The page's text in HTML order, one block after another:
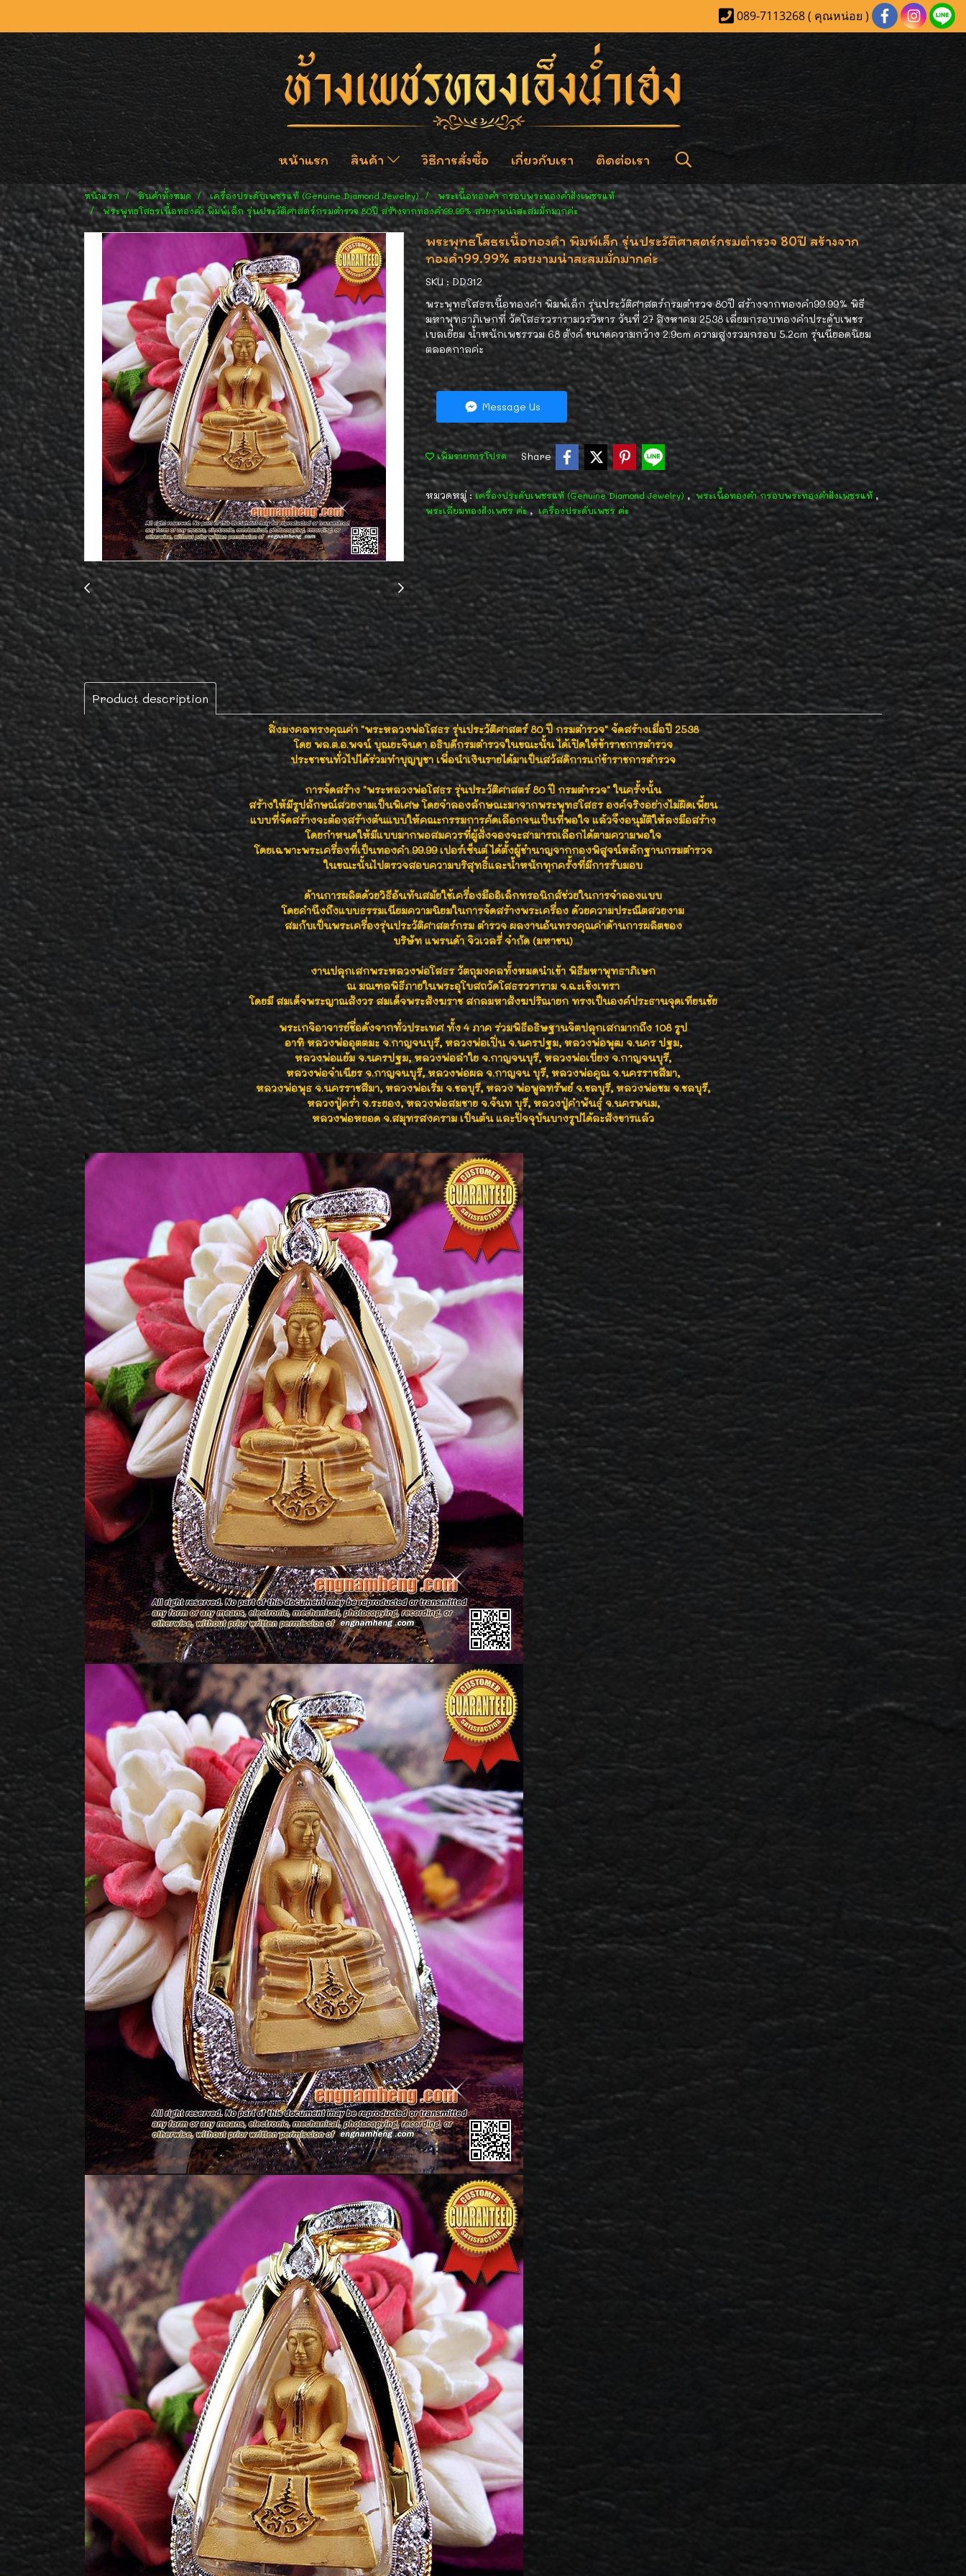
089-7113268 ( คุณหน่อย )
หน้าแรก สินค้า วิธีการสั่งซื้อ เกี่ยวกับเรา ติดต่อเรา
หน้าแรก สินค้าทั้งหมด เครื่องประดับเพชรแท้ (Genuine Diamond Jewelry)
พระเนื้อทองคำ กรอบพระทองคำฝังเพชรแท้
พระพุทธโสธรเนื้อทองคำ พิมพ์เล็ก รุ่นประวัติศาสตร์กรมตำรวจ 80ปี สร้างจากทองคำ99.99% สวยงามน่าสะสมมั่กมากค่ะ
พระพุทธโสธรเนื้อทองคำ พิมพ์เล็ก รุ่นประวัติศาสตร์กรมตำรวจ 80ปี สร้างจาก
ทองคำ99.99% สวยงามน่าสะสมมั่กมากค่ะ
SKU : DD312
พระพุทธโสธรเนื้อทองคำ พิมพ์เล็ก รุ่นประวัติศาสตร์กรมตำรวจ 80ปี สร้างจากทองคำ99.99% พิธี
มหาพุทธาภิเษกที่ วัดโสธรวรารามวรวิหาร วันที่ 27 สิงหาคม 2538 เลี่ยมกรอบทองคำประดับเพชร
เบลเยี่ยม น้ำหนักเพชรรวม 68 ตังค์ ขนาดความกว้าง 2.9cm ความสูงรวมกรอบ 5.2cm รุ่นนี้ยอดนิยม
ตลอดกาลค่ะ
Message Us
เพิ่มรายการโปรด Share
หมวดหมู่ :เครื่องประดับเพชรแท้ (Genuine Diamond Jewelry) , พระเนื้อทองคำ กรอบพระทองคำฝังเพชรแท้ ,
พระเลี่ยมทองฝังเพชร ค่ะ, เครื่องประดับเพชร ค่ะ
Product description
สิ่งมงคลทรงคุณค่า "พระหลวงพ่อโสธร รุ่นประวัติศาสตร์ 80 ปี กรมตำรวจ" จัดสร้างเมื่อปี 2538
โดย พล.ต.อ.พจน์ บุณยะจินดา อธิบดีกรมตำรวจในขณะนั้น ได้เปิดให้ข้าราชการตำรวจ
ประชาชนทั่วไปได้ร่วมทำบุญบูชา เพื่อนำเงินรายได้มาเป็นสวัสดิการแก่ข้าราชการตำรวจ
การจัดสร้าง "พระหลวงพ่อโสธร รุ่นประวัติศาสตร์ 80 ปี กรมตำรวจ" ในครั้งนั้น
สร้างให้มีรูปลักษณ์สวยงามเป็นพิเศษ โดยจำลองลักษณะมาจากพระพุทธโสธร องค์จริงอย่างไม่ผิดเพี้ยน
แบบที่จัดสร้างจะต้องสร้างต้นแบบให้คณะกรรมการคัดเลือกจนเป็นที่พอใจ แล้วจึงอนุมัติให้ลงมือสร้าง
โดยกำหนดให้มีแบบมากพอสมควรที่ผู้สั่งจองจะสามารถเลือกได้ตามความพอใจ
โดยเฉพาะพระเครื่องที่เป็นทองคำ 99.99 เปอร์เซ็นต์ ได้ตั้งผู้ชำนาญจากกองพิสูจน์หลักฐานกรมตำรวจ
ในขณะนั้นไปตรวจสอบความบริสุทธิ์และน้ำหนักทุกครั้งที่มีการรับมอบ
ด้านการผลิตด้วยวิธีอันทันสมัยใช้เครื่องมืออิเล็กทรอนิกส์ช่วยในการจำลองแบบ
โดยคำนึงถึงแบบธรรมเนียมความนิยมในการจัดสร้างพระเครื่อง ด้วยความประณีตสวยงาม
สมกับเป็นพระเครื่องรุ่นประวัติศาสตร์กรม ตำรวจ ผลงานอันทรงคุณค่าด้านการผลิตของ
บริษัท แพรนด้า จิวเวลรี่ จำกัด (มหาชน)
งานปลุกเสกพระหลวงพ่อโสธรวัตถุมงคลทั้งหมดนำเข้า พิธีมหาพุทธาภิเษก
ณ มณฑลพิธีภายในพระอุโบสถวัดโสธรวราราม จ.ฉะเชิงเทรา
โดยมี สมเด็จพระญาณสังวร สมเด็จพระสังฆราช สกลมหาสังฆปริณายก ทรงเป็นองค์ประธานจุดเทียนชัย
พระเกจิอาจารย์ชื่อดังจากทั่วประเทศ ทั้ง 4 ภาค ร่วมพิธีอธิษฐานจิตปลุกเสกมากถึง 108 รูป
อาทิ หลวงพ่ออุตตมะ จ.กาญจนบุรี, หลวงพ่อเปิ่น จ.นครปฐม, หลวงพ่อพุฒ จ.นคร ปฐม,
หลวงพ่อแย้ม จ.นครปฐม, หลวงพ่อลำใย จ.กาญจนบุรี, หลวงพ่อเบี่ยง จ.กาญจนบุรี,
หลวงพ่อจำเนียร จ.กาญจนบุรี, หลวงพ่อผล จ.กาญจน บุรี, หลวงพ่อคูณ จ.นครราชสีมา,
หลวงพ่อพุธ จ.นครราชสีมา, หลวงพ่อเริ่ม จ.ชลบุรี, หลวง พ่อพูลทรัพย์ จ.ชลบุรี, หลวงพ่อชม จ.ชลบุรี,
หลวงปู่คร่ำ จ.ระยอง, หลวงพ่อสมชาย จ.จันท บุรี, หลวงปู่คำพันธุ์ จ.นครพนม,
หลวงพ่อหยอด จ.สมุทรสงคราม เป็นต้น และปัจจุบันบางรูปได้ละสังขารแล้ว